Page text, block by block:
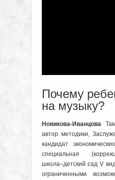
Почему
на музыку?
Новикова-Иванцова
автор методики,
кандидат
специальная
школа–детский сад V
ограниченными